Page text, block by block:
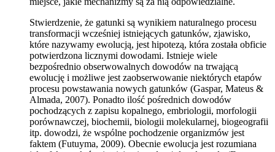
Stwierdzenie, że gatunki są wynikiem naturalnego procesu
transformacji wcześniej istniejących gatunków, zjawisko,
które nazywamy ewolucją, jest hipotezą, która została obficie
potwierdzona licznymi dowodami. Istnieje wiele
bezpośrednio obserwowalnych dowodów na trwającą
ewolucję i możliwe jest zaobserwowanie niektórych etapów
procesu powstawania nowych gatunków (Gaspar, Mateus &
Almada, 2007). Ponadto ilość pośrednich dowodów
pochodzących z zapisu kopalnego, embriologii, morfologii
porównawczej, biochemii, biologii molekularnej, biogeografii
itp. dowodzi, że wspólne pochodzenie organizmów jest
faktem (Futuyma, 2009). Obecnie ewolucja jest rozumiana